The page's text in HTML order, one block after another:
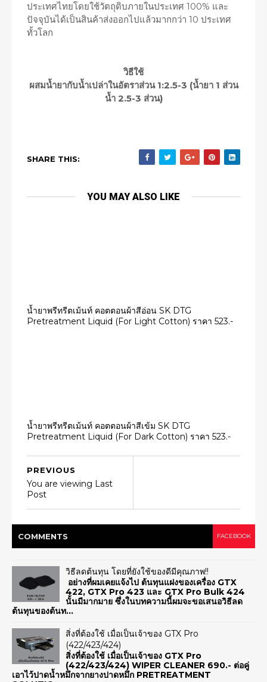
ประเทศไทยโดยใช้วัตถุดิบภายในประเทศ 100% และ
ปัจจุบันได้เป็นสินค้าส่งออกไปแล้วมากกว่า 10 ประเทศ
ทั้วโลก
วิธีใช้
ผสมน้ำยากับน้ำเปล่าในอัตราส่วน 1:2.5-3 (น้ำยา 1 ส่วน
น้ำ 2.5-3 ส่วน)
SHARE THIS:
YOU MAY ALSO LIKE
น้ำยาพรีทรีตเม้นท์ คอตตอนผ้าสีอ่อน SK DTG
Pretreatment Liquid (For Light Cotton) ราคา 523.-
น้ำยาพรีทรีตเม้นท์ คอตตอนผ้าสีเข้ม SK DTG
Pretreatment Liquid (For Dark Cotton) ราคา 523.-
PREVIOUS
You are viewing Last
Post
COMMENTS FACEBOOK
วิธีลดต้นทุน โดยที่ยังใช้ของดีมีคุณภาพ!!
อย่างที่ผมเคยแจ้งไป ต้นทุนแฝงของเครื่อง GTX
422, GTX Pro 423 และ GTX Pro Bulk 424
นั้นมีมากมาย ซึ่งในบทความนี้ผมจะขอเสนอวิธีลด
ต้นทุนของต้นท...
สิ่งที่ต้องใช้ เมื่อเป็นเจ้าของ GTX Pro
(422/423/424)
สิ่งที่ต้องใช้ เมื่อเป็นเจ้าของ GTX Pro
(422/423/424) WIPER CLEANER 690.- ต่อคู่
เอาไว้ปาดน้ำหมึกจากยางปาดหมึก PRETREATMENT